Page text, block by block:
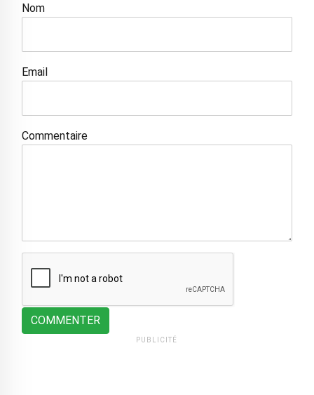
Nom
Email
Commentaire
COMMENTER
PUBLICITÉ